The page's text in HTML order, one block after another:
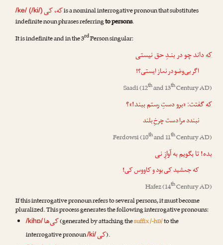
/ke/ (/ki/)که، کیis a nominal interrogative pronoun that substitutes
indefinite noun phrases referringto persons.
It is indefinite and in the 3rdPerson singular:
کهداند چو در بنـدِ حق نیستی
اگر بی‌وضو در نماز ایستی؟!
Saadi(12thand 13thCentury AD)
کهگفتت: «برو دستِ رستم ببند!»؟
نبندد مرا دست چرخِ بلند
Ferdowsi(10thand 11thCentury AD)
بده! تا بگویم به آوازِ نی
که جمشیدکیبود و کاووس کی!
Hafez(14thCentury AD)
If this interrogative pronoun refers to several persons, it must become
pluralized. This process generates the following interrogative pronouns:
/kihɒ/کی‌ها(generated by attaching thesuffix /-hɒ/to the
interrogative pronoun/ki/کی).